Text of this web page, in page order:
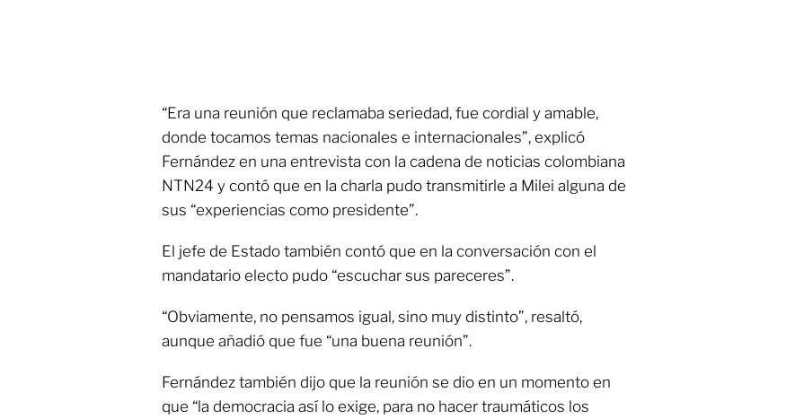
“Era una reunión que reclamaba seriedad, fue cordial y amable,
donde tocamos temas nacionales e internacionales”, explicó
Fernández en una entrevista con la cadena de noticias colombiana
NTN24 y contó que en la charla pudo transmitirle a Milei alguna de
sus “experiencias como presidente”.
El jefe de Estado también contó que en la conversación con el
mandatario electo pudo “escuchar sus pareceres”.
“Obviamente, no pensamos igual, sino muy distinto”, resaltó,
aunque añadió que fue “una buena reunión”.
Fernández también dijo que la reunión se dio en un momento en
que “la democracia así lo exige, para no hacer traumáticos los